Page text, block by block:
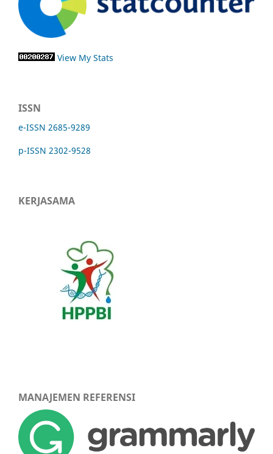
View My Stats
ISSN
e-ISSN 2685-9289
p-ISSN 2302-9528
KERJASAMA
MANAJEMEN REFERENSI